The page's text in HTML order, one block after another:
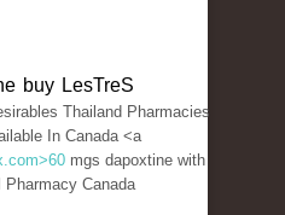
buy LesTreS
Thailand Pharmacies
In Canada <a
mgs dapoxtine with
Pharmacy Canada